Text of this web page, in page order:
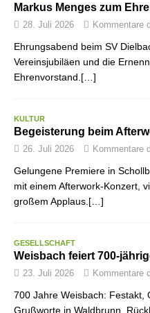
Markus Menges zum
28. Juli 2026 Kommentare
Ehrungsabend beim SV
Vereinsjubiläen und die
Ehrenvorstand.[…]
KULTUR
Begeisterung beim
26. Juli 2026 Kommentare
Gelungene Premiere in
mit einem Afterwork-Konzert,
großem Applaus.[…]
GESELLSCHAFT
Weisbach feiert 700-
23. Juli 2026 Kommentare
700 Jahre Weisbach: Festakt,
Grußworte in Waldbrunn.